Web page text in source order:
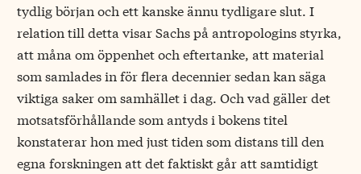
tydlig början och ett kanske ännu tydligare slut. I
relation till detta visar Sachs på antropologins styrka,
att måna om öppenhet och eftertanke, att material
som samlades in för flera decennier sedan kan säga
viktiga saker om samhället i dag. Och vad gäller det
motsatsförhållande som antyds i bokens titel
konstaterar hon med just tiden som distans till den
egna forskningen att det faktiskt går att samtidigt